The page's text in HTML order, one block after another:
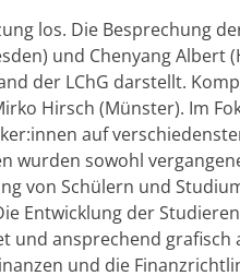
los. Die Be­spre­chung
und Chenyang Al­bert
der LChG dar­stellt.
Hirsch (Müns­ter). Im
auf
wur­den so­wohl
von Schü­lern und
Ent­wick­lung der
und an­spre­chend gra­fisch
und die